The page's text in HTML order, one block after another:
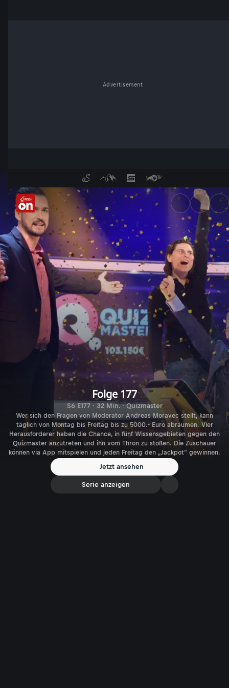
Advertisement
Folge 177 - ServusTV On
Folge 177
S6 E177 · 32 Min. · Quizmaster
Wer sich den Fragen von Moderator Andreas Moravec stellt, kann
täglich von Montag bis Freitag bis zu 5000.- Euro abräumen. Vier
Herausforderer haben die Chance, in fünf Wissensgebieten gegen den
Quizmaster anzutreten und ihn vom Thron zu stoßen. Die Zuschauer
können via App mitspielen und jeden Freitag den „Jackpot“ gewinnen.
Jetzt ansehen
Serie anzeigen